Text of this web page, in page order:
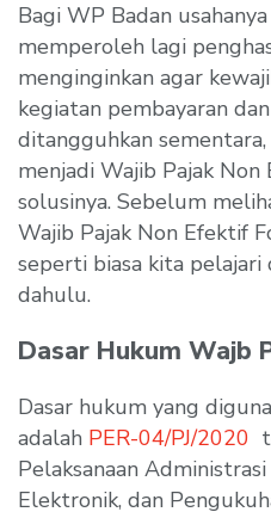
Bagi WP Badan
memperoleh lagi
menginginkan agar
kegiatan pembayaran
ditangguhkan
menjadi Wajib Pajak
solusinya. Sebelum
Wajib Pajak Non Efektif
seperti biasa kita
dahulu.
Dasar Hukum Wajb
Dasar hukum yang
adalah PER-04/PJ/2020
Pelaksanaan
Elektronik, dan